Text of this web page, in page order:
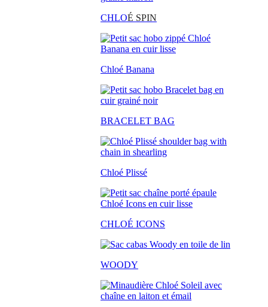
CHLOÉ SPIN
Chloé Banana
BRACELET BAG
Chloé Plissé
CHLOÉ ICONS
WOODY